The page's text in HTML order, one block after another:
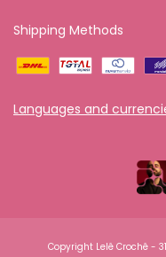
Shipping Methods
Languages and
Copyright Lelê Crochê -